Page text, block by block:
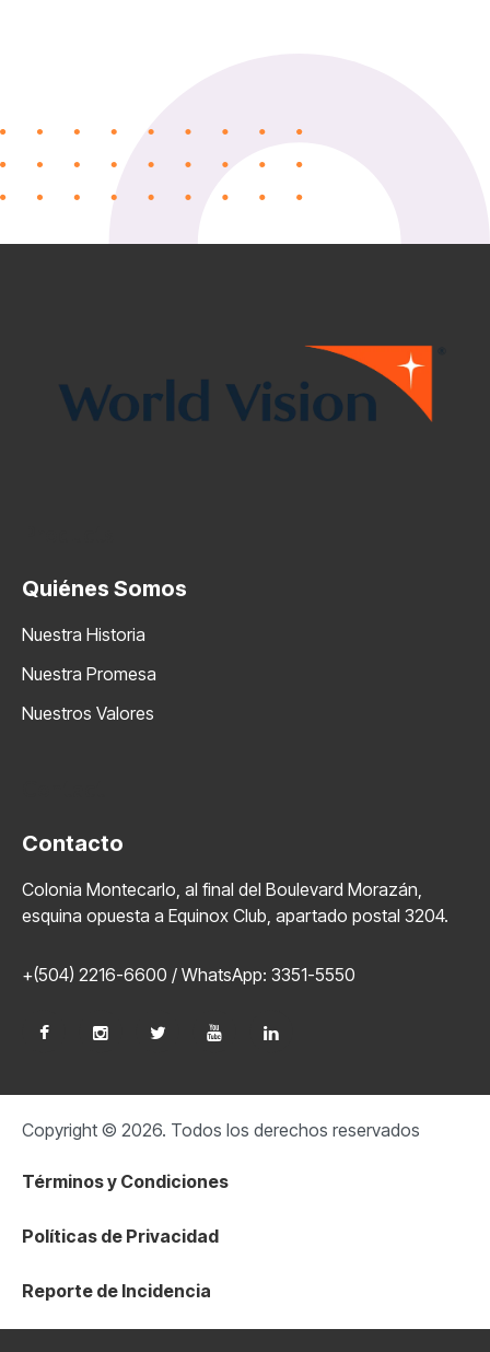
Quiénes Somos
Nuestra Historia
Nuestra Promesa
Nuestros Valores
Contacto
Colonia Montecarlo, al final del Boulevard Morazán,
esquina opuesta a Equinox Club, apartado postal 3204.
+(504) 2216-6600 / WhatsApp: 3351-5550
Copyright © 2026. Todos los derechos reservados
Términos y Condiciones
Políticas de Privacidad
Reporte de Incidencia